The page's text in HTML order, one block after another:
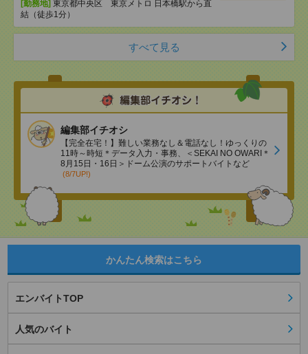
[勤務地] 東京都中央区 東京メトロ 日本橋駅から直
結（徒歩1分）
すべて見る
編集部イチオシ
【完全在宅！】難しい業務なし＆電話なし！ゆっくりの
11時～時短＊データ入力・事務、＜SEKAI NO OWARI＊
8月15日・16日＞ドーム公演のサポートバイトなど
(8/7UP!)
かんたん検索はこちら
エンバイトTOP
人気のバイト